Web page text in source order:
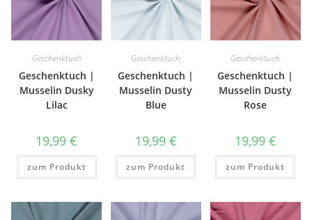
Geschenktuch
Geschenktuch |
Musselin Dusky
Lilac
19,99€
zum Produkt
Geschenktuch
Geschenktuch |
Musselin Dusty
Blue
19,99 €
zum Produkt
Geschenktuch
Geschenktuch |
Musselin Dusty
Rose
19,99 €
zum Produkt